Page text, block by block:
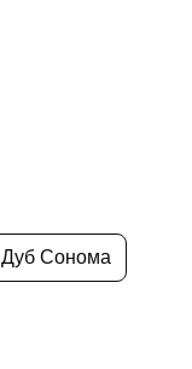
Дуб Сонома